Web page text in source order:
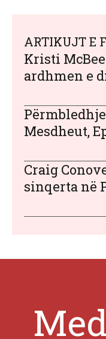
ARTIKUJT E
Kristi
ardhmen e
Përmbledhje
Mesdheut,
Craig
sinqerta në